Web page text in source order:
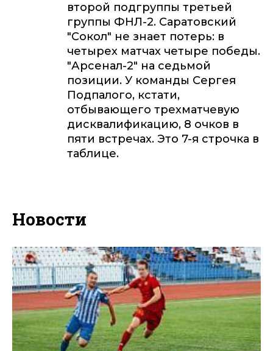
второй подгруппы третьей
группы ФНЛ-2. Саратовский
"Сокол" не знает потерь: в
четырех матчах четыре победы.
"Арсенал-2" на седьмой
позиции. У команды Сергея
Подпалого, кстати,
отбывающего трехматчевую
дисквалификацию, 8 очков в
пяти встречах. Это 7-я строчка в
таблице.
Новости